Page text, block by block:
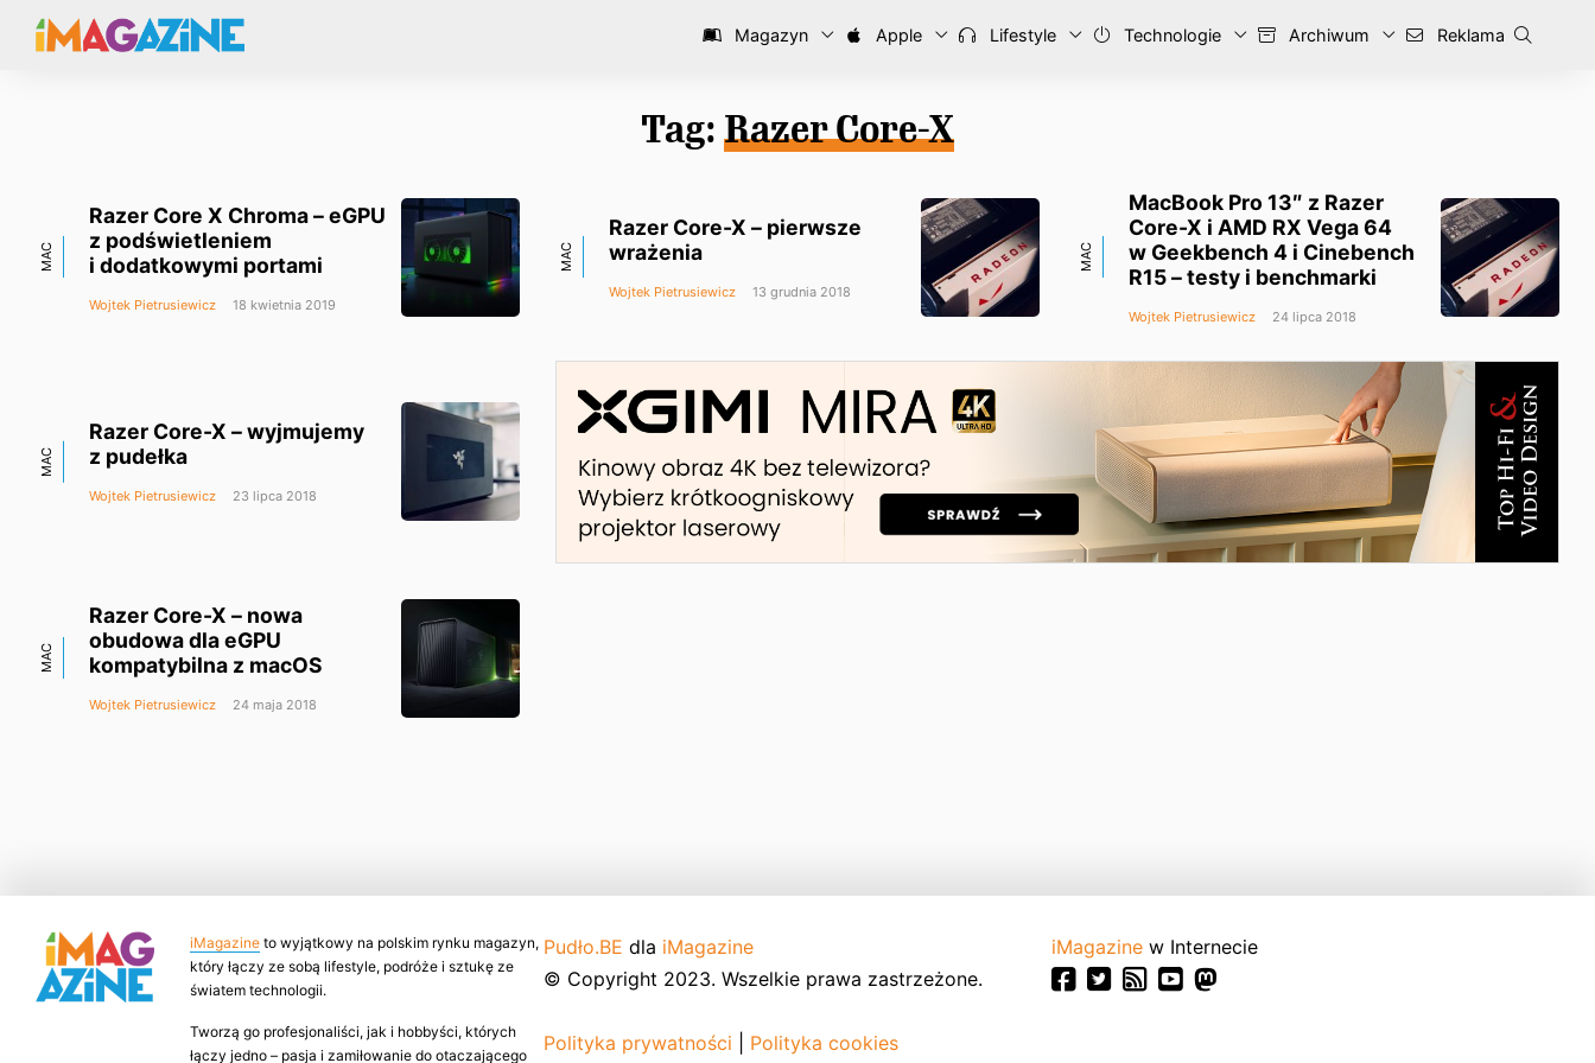
Magazyn Apple Lifestyle Technologie Archiwum Reklama
Tag: Razer Core-X
MAC
Razer Core X Chroma – eGPU
z podświetleniem
i dodatkowymi portami
Wojtek Pietrusiewicz 18 kwietnia 2019
MAC
Razer Core-X – pierwsze
wrażenia
Wojtek Pietrusiewicz 13 grudnia 2018
MAC
MacBook Pro 13″ z Razer
Core-X i AMD RX Vega 64
w Geekbench 4 i Cinebench
R15 – testy i benchmarki
Wojtek Pietrusiewicz 24 lipca 2018
MAC
Razer Core-X – wyjmujemy
z pudełka
Wojtek Pietrusiewicz 23 lipca 2018
MAC
Razer Core-X – nowa
obudowa dla eGPU
kompatybilna z macOS
Wojtek Pietrusiewicz 24 maja 2018
iMagazine to wyjątkowy na polskim rynku magazyn,
który łączy ze sobą lifestyle, podróże i sztukę ze
światem technologii.
Tworzą go profesjonaliści, jak i hobbyści, których
łączy jedno – pasja i zamiłowanie do otaczającego
Pudło.BE dla iMagazine
© Copyright 2023. Wszelkie prawa zastrzeżone.
Polityka prywatności Polityka cookies
iMagazine w Internecie